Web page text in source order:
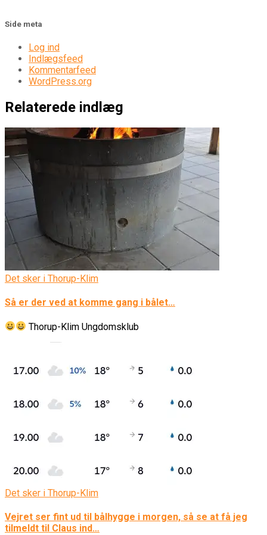
Side meta
Log ind
Indlægsfeed
Kommentarfeed
WordPress.org
Relaterede indlæg
Det sker i Thorup-Klim
Så er der ved at komme gang i bålet…
Thorup-Klim Ungdomsklub
Det sker i Thorup-Klim
Vejret ser fint ud til bålhygge i morgen, så se at få jeg
tilmeldt til Claus ind…